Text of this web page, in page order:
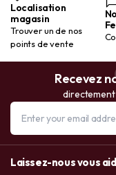
Localisation
magasin
Trouver un de nos
points de vente
Recevez
Laissez-nous vous